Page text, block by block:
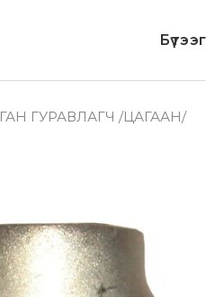
ГАН ГУРАВЛАГЧ /ЦАГААН/